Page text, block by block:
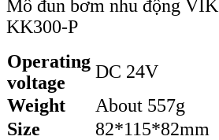
Mô đun bơm nhu động
KK300-P
Operating
voltage
DC 24V
Weight
About 557g
Size
82*115*82mm